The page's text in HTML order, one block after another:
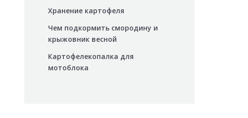
Хранение картофеля
Чем подкормить смородину и
крыжовник весной
Картофелекопалка для
мотоблока